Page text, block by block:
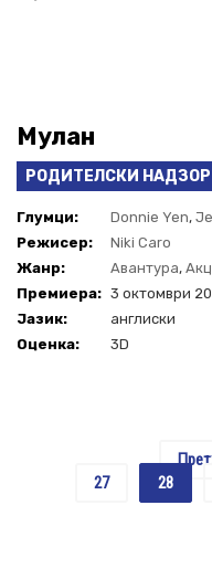
Мулан
РОДИТЕЛСКИ НАДЗОР
Глумци: Donnie Yen,
Режисер:
Niki Caro
Жанр:
Авантура,
Премиера: 3 октомври
Јазик:
англиски
Оценка:
3D
27 28